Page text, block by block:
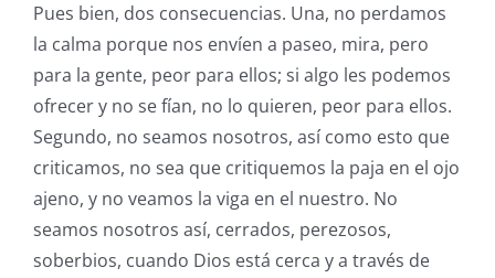
Pues bien, dos consecuencias. Una, no perdamos
la calma porque nos envíen a paseo, mira, pero
para la gente, peor para ellos; si algo les podemos
ofrecer y no se fían, no lo quieren, peor para ellos.
Segundo, no seamos nosotros, así como esto que
criticamos, no sea que critiquemos la paja en el ojo
ajeno, y no veamos la viga en el nuestro. No
seamos nosotros así, cerrados, perezosos,
soberbios, cuando Dios está cerca y a través de